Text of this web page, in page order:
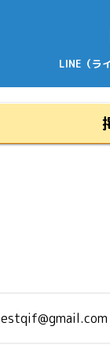
LINE（ラ
estqif@gmail.com